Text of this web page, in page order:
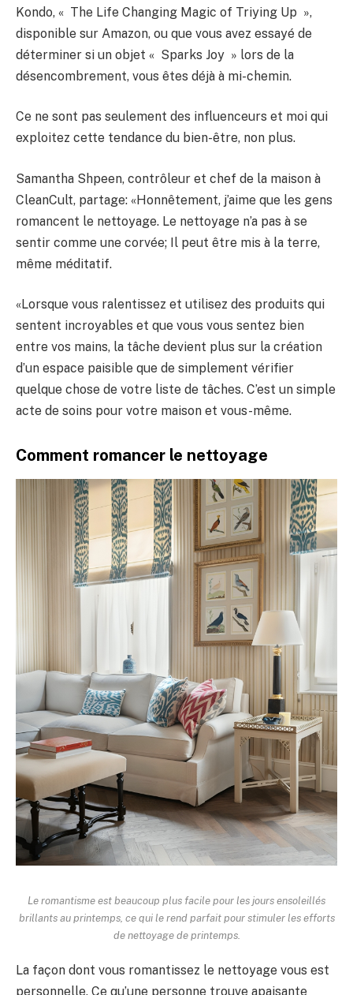
Kondo, « The Life Changing Magic of Triying Up »,
disponible sur Amazon, ou que vous avez essayé de
déterminer si un objet « Sparks Joy » lors de la
désencombrement, vous êtes déjà à mi-chemin.
Ce ne sont pas seulement des influenceurs et moi qui
exploitez cette tendance du bien-être, non plus.
Samantha Shpeen, contrôleur et chef de la maison à
CleanCult, partage: «Honnêtement, j’aime que les gens
romancent le nettoyage. Le nettoyage n’a pas à se
sentir comme une corvée; Il peut être mis à la terre,
même méditatif.
«Lorsque vous ralentissez et utilisez des produits qui
sentent incroyables et que vous vous sentez bien
entre vos mains, la tâche devient plus sur la création
d’un espace paisible que de simplement vérifier
quelque chose de votre liste de tâches. C’est un simple
acte de soins pour votre maison et vous-même.
Comment romancer le nettoyage
Le romantisme est beaucoup plus facile pour les jours ensoleillés
brillants au printemps, ce qui le rend parfait pour stimuler les efforts
de nettoyage de printemps.
La façon dont vous romantissez le nettoyage vous est
personnelle. Ce qu’une personne trouve apaisante